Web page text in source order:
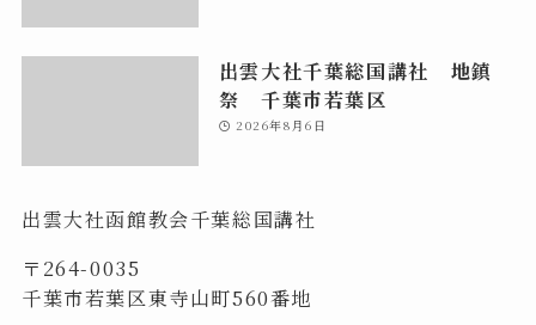
出雲大社千葉総国講社 地鎮
祭 千葉市若葉区
2026年8月6日
出雲大社函館教会千葉総国講社
〒264-0035
千葉市若葉区東寺山町560番地